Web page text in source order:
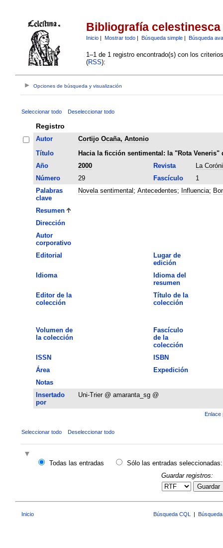
Bibliografía celestinesca
Inicio| Mostrar todo| Búsqueda simple| Búsqueda
1–1 de 1 registro encontrado(s) con los
(RSS):
Opciones de búsqueda y visualización
Seleccionar todo Deseleccionar todo
Registro
Autor
Cortijo Ocaña, Antonio
Título
Hacia la ficción sentimental: la "Rota Veneris"
Año
2000 Revista
La
Número
29 Fascículo
1
Palabras
clave
Novela sentimental ; Antecedentes; Influencia;
Resumen
Dirección
Autor
corporativo
Editorial
Lugar de
edición
Idioma
Idioma del
resumen
Editor de la
colección
Título de la
colección
Volumen de
la colección
Fascículo
de la
colección
ISSN
ISBN
Área
Expedición
Notas
Insertado
por
Uni-Trier @ amaranta_sg @
Enlace
Seleccionar todo Deseleccionar todo
Todas las entradas
Sólo las entradas seleccionadas:
Guardar registros:
Guardar
Inicio Búsqueda CQL